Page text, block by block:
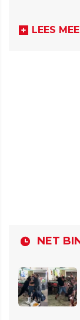
LEES
NET